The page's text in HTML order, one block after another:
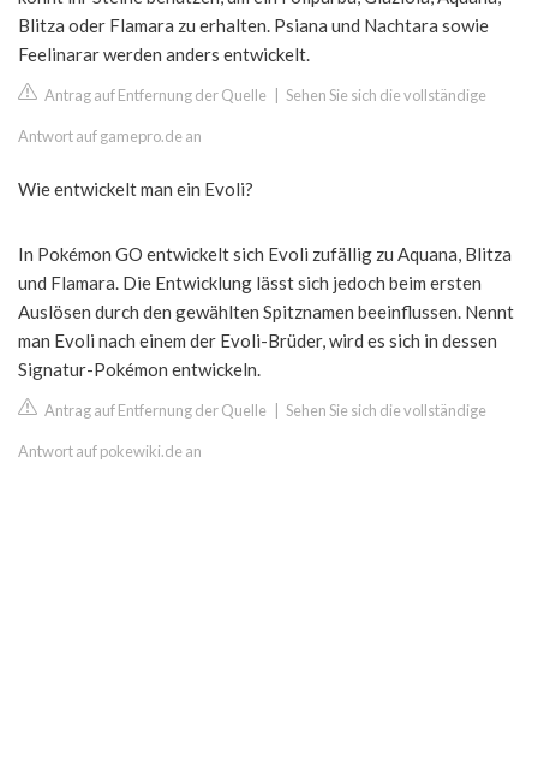
Blitza oder Flamara zu erhalten. Psiana und Nachtara sowie
Feelinarar werden anders entwickelt.
Antrag auf Entfernung der Quelle Sehen Sie sich die vollständige
Antwort auf gamepro.de an
Wie entwickelt man ein Evoli?
In Pokémon GO entwickelt sich Evoli zufällig zu Aquana, Blitza
und Flamara. Die Entwicklung lässt sich jedoch beim ersten
Auslösen durch den gewählten Spitznamen beeinflussen. Nennt
man Evoli nach einem der Evoli-Brüder, wird es sich in dessen
Signatur-Pokémon entwickeln.
Antrag auf Entfernung der Quelle Sehen Sie sich die vollständige
Antwort auf pokewiki.de an